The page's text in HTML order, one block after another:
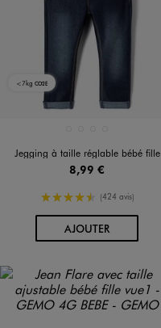
<7kg CO2E
Jegging à taille réglable bébé fille
8,99 €
4.5/5 de moyenne
(424 avis)
AJOUTERAU PANIER